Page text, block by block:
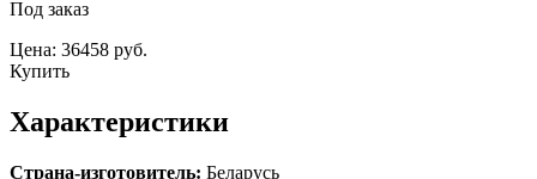
Под заказ
Цена: 36458 руб.
Купить
Характеристики
Страна-изготовитель: Беларусь